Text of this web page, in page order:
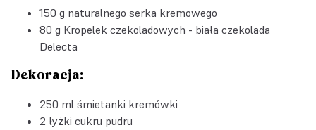
150 g naturalnego serka kremowego
80 g Kropelek czekoladowych - biała czekolada
Delecta
Dekoracja:
250 ml śmietanki kremówki
2 łyżki cukru pudru